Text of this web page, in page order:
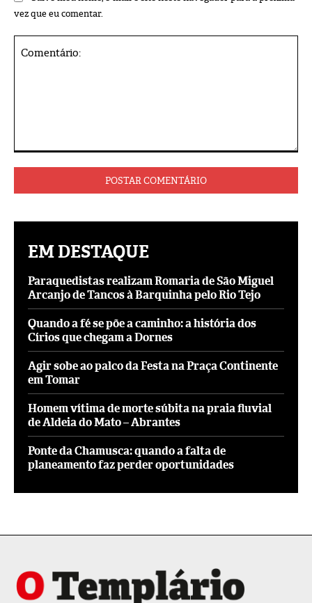
vez que eu comentar.
EM DESTAQUE
Paraquedistas realizam Romaria de São Miguel
Arcanjo de Tancos à Barquinha pelo Rio Tejo
Quando a fé se põe a caminho: a história dos
Círios que chegam a Dornes
Agir sobe ao palco da Festa na Praça Continente
em Tomar
Homem vítima de morte súbita na praia fluvial
de Aldeia do Mato – Abrantes
Ponte da Chamusca: quando a falta de
planeamento faz perder oportunidades